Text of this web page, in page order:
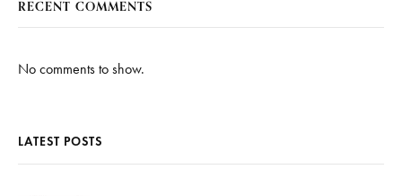
RECENT COMMENTS
No comments to show.
LATEST POSTS